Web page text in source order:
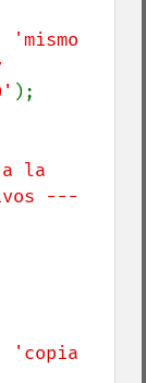
'mismo
);
a la
---
'copia